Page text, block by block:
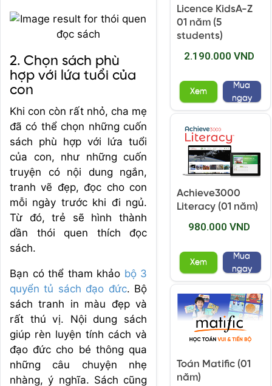
2. Chọn sách phù
hợp với lứa tuổi của
con
Khi con còn rất nhỏ, cha mẹ
đã có thể chọn những cuốn
sách phù hợp với lứa tuổi
của con, như những cuốn
truyện có nội dung ngắn,
tranh vẽ đẹp, đọc cho con
mỗi ngày trước khi đi ngủ.
Từ đó, trẻ sẽ hình thành
dần thói quen thích đọc
sách.
Bạn có thể tham khảo bộ 3
quyển tủ sách đạo đức. Bộ
sách tranh in màu đẹp và
rất thú vị. Nội dung sách
giúp rèn luyện tính cách và
đạo đức cho bé thông qua
những câu chuyện nhẹ
nhàng, ý nghĩa. Sách cũng
Licence KidsA-Z
01 năm (5
students)
2.190.000 VND
Xem
Mua
ngay
Achieve3000
Literacy (01 năm)
980.000 VND
Xem
Mua
ngay
Toán Matific (01
năm)